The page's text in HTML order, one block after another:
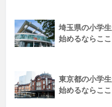
埼玉県の小学
始めるならここ
東京都の小学
始めるならここ